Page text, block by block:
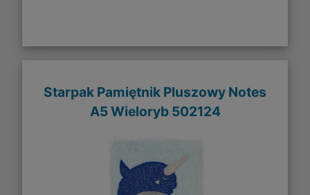
Starpak Pamiętnik Pluszowy Notes
A5 Wieloryb 502124